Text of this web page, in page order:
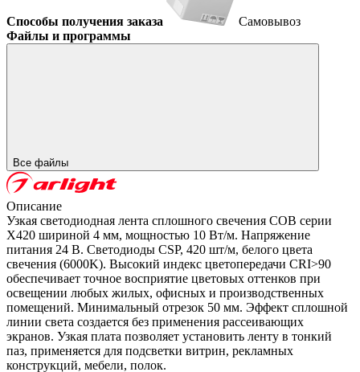
Способы получения заказа
Самовывоз
Файлы и программы
Все файлы
Описание
Узкая светодиодная лента сплошного свечения COB серии
X420 шириной 4 мм, мощностью 10 Вт/м. Напряжение
питания 24 В. Светодиоды CSP, 420 шт/м, белого цвета
свечения (6000K). Высокий индекс цветопередачи CRI>90
обеспечивает точное восприятие цветовых оттенков при
освещении любых жилых, офисных и производственных
помещений. Минимальный отрезок 50 мм. Эффект сплошной
линии света создается без применения рассеивающих
экранов. Узкая плата позволяет установить ленту в тонкий
паз, применяется для подсветки витрин, рекламных
конструкций, мебели, полок.